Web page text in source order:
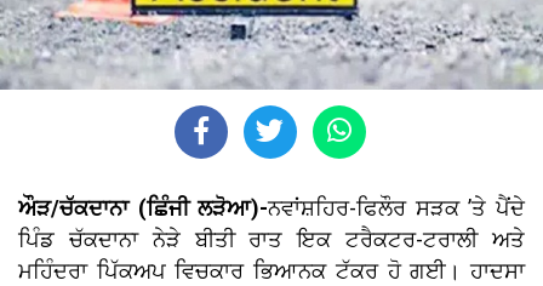
ਔੜ/ਚੱਕਦਾਨਾ (ਛਿੰਜੀ ਲੜੋਆ)-ਨਵਾਂਸ਼ਹਿਰ-ਫਿਲੌਰ ਸੜਕ ’ਤੇ ਪੈਂਦੇ
ਪਿੰਡ ਚੱਕਦਾਨਾ ਨੇੜੇ ਬੀਤੀ ਰਾਤ ਇਕ ਟਰੈਕਟਰ-ਟਰਾਲੀ ਅਤੇ
ਮਹਿੰਦਰਾ ਪਿੱਕਅਪ ਵਿਚਕਾਰ ਭਿਆਨਕ ਟੱਕਰ ਹੋ ਗਈ। ਹਾਦਸਾ